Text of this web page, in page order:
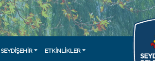
SEYDİŞEHİR ETKINLIKLER